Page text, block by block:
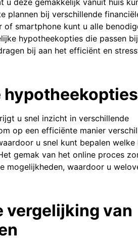
plannen bij verschillende
of smartphone kunt u alle
hypotheekopties die passen
bij aan het efficiënt en
u snel inzicht in verschillende
op een efficiënte manier
u snel kunt bepalen welke
gemak van het online proces
mogelijkheden, waardoor u
vergelijking van